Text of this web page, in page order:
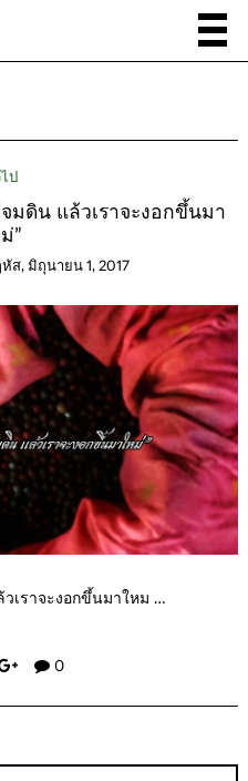
ป
มดิน แล้วเราจะงอกขึ้นมา
”
ส, มิถุนายน 1, 2017
วเราจะงอกขึ้นมาใหม …
0